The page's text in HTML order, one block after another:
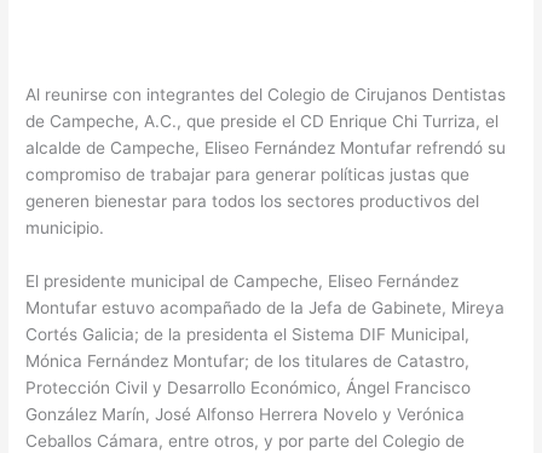
Al reunirse con integrantes del Colegio de Cirujanos Dentistas
de Campeche, A.C., que preside el CD Enrique Chi Turriza, el
alcalde de Campeche, Eliseo Fernández Montufar refrendó su
compromiso de trabajar para generar políticas justas que
generen bienestar para todos los sectores productivos del
municipio.
El presidente municipal de Campeche, Eliseo Fernández
Montufar estuvo acompañado de la Jefa de Gabinete, Mireya
Cortés Galicia; de la presidenta el Sistema DIF Municipal,
Mónica Fernández Montufar; de los titulares de Catastro,
Protección Civil y Desarrollo Económico, Ángel Francisco
González Marín, José Alfonso Herrera Novelo y Verónica
Ceballos Cámara, entre otros, y por parte del Colegio de